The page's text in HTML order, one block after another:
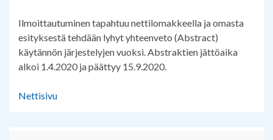
Ilmoittautuminen tapahtuu nettilomakkeella ja omasta
esityksestä tehdään lyhyt yhteenveto (Abstract)
käytännön järjestelyjen vuoksi. Abstraktien jättöaika
alkoi 1.4.2020 ja päättyy 15.9.2020.
Nettisivu